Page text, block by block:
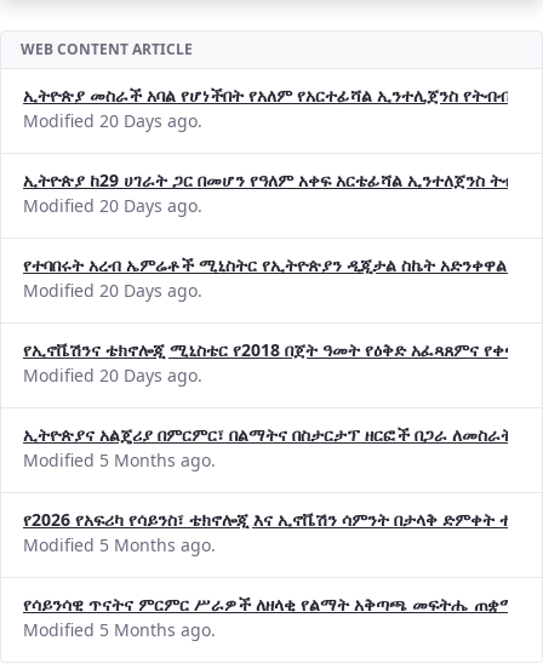
WEB CONTENT ARTICLE
ኢትዮጵያ መስራች አባል የሆነችበት የአለም የአርተፊሻል ኢንተሊጀንስ የትብብር
Modified 20 Days ago.
ኢትዮጵያ ከ29 ሀገራት ጋር በመሆን የዓለም አቀፍ አርቴፊሻል ኢንተለጀንስ
Modified 20 Days ago.
የተባበሩት አረብ ኤምሬቶች ሚኒስትር የኢትዮጵያን ዲጂታል ስኬት አድንቀዋል
Modified 20 Days ago.
የኢኖቬሽንና ቴክኖሎጂ ሚኒስቴር የ2018 በጀት ዓመት የዕቅድ አፈጻጸምና
Modified 20 Days ago.
ኢትዮጵያና አልጄሪያ በምርምር፣ በልማትና በስታርታፕ ዘርፎች በጋራ ለመስራት
Modified 5 Months ago.
የ2026 የአፍሪካ የሳይንስ፣ ቴክኖሎጂ እና ኢኖቬሽን ሳምንት በታላቅ ድምቀት
Modified 5 Months ago.
የሳይንሳዊ ጥናትና ምርምር ሥራዎች ለዘላቂ የልማት አቅጣጫ መፍትሔ ጠቋሚ
Modified 5 Months ago.